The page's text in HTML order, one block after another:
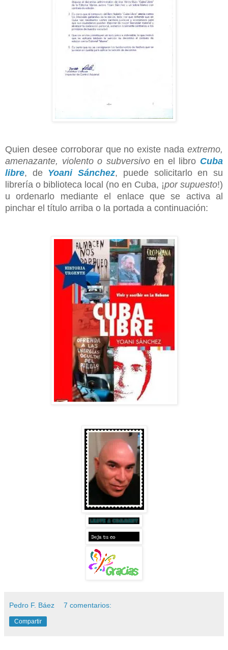
Quien desee corroborar que no existe nada extremo,
amenazante, violento o subversivoen el libro Cuba
libre, de Yoani Sánchez, puede solicitarlo en su
librería o biblioteca local (no en Cuba, ¡por supuesto!)
u ordenarlo mediante el enlace que se activa al
pinchar el título arriba o la portada a continuación:
Pedro F. Báez 7 comentarios:
Compartir